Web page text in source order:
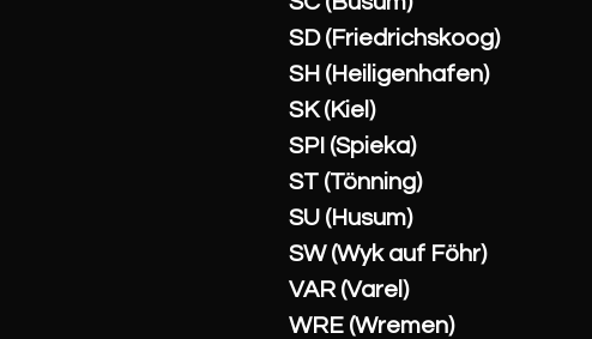
SD (Friedrichskoog)
SH (Heiligenhafen)
SK (Kiel)
SPI (Spieka)
ST (Tönning)
SU (Husum)
SW (Wyk auf Föhr)
VAR (Varel)
WRE (Wremen)